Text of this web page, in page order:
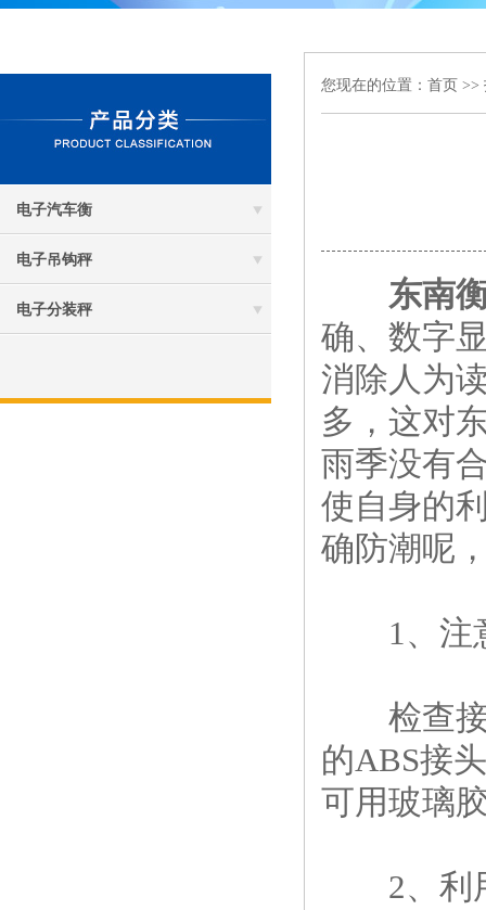
电子汽车衡
电子吊钩秤
电子分装秤
您现在的位置： 首页 >>
东南
确、数字
消除人为
多，这对
雨季没有
使自身的
确防潮呢
1、注意
检查接
的ABS接
可用玻璃
2、利